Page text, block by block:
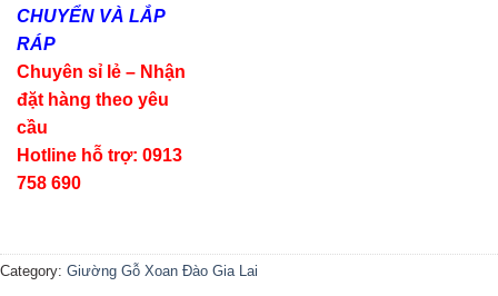
CHUYỂN VÀ LẮP
RÁP
Chuyên sỉ lẻ – Nhận
đặt hàng theo yêu
cầu
Hotline hỗ trợ: 0913
758 690
Category: Giường Gỗ Xoan Đào Gia Lai